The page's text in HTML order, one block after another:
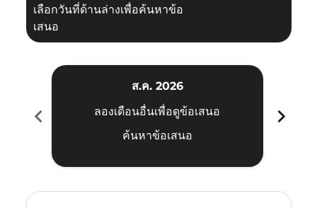
เลือกวันที่ด้านล่างเพื่อค้นหาข้อ
เสนอ
chevron_left
ส.ค. 2026
ลองเดือนอื่นเพื่อดูข้อเสนอ
ค้นหาข้อเสนอ
chevron_right